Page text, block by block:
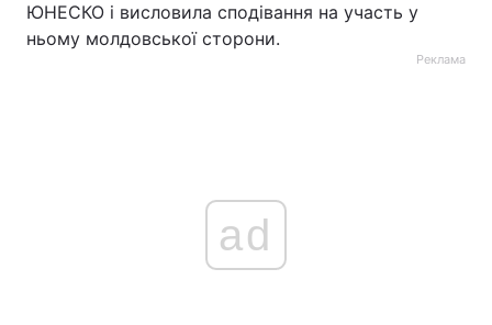
ЮНЕСКО і висловила сподівання на участь у
ньому молдовської сторони.
Реклама
ad